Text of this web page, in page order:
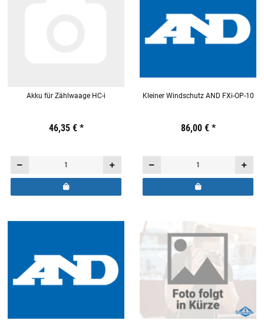
Akku für Zählwaage HC-i
19,44 €inkl. 19% USt.
46,35 € *
Kleiner Windschutz AND FXi-OP-10
19,44 €inkl. 19% USt.
86,00 € *